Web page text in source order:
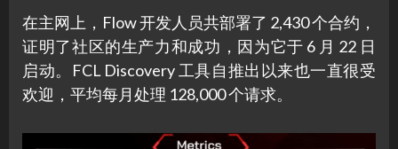
在主网上，Flow 开发人员共部署了 2,430 个合约，
证明了社区的生产力和成功，因为它于 6 月 22 日
启动。FCL Discovery 工具自推出以来也一直很受
欢迎，平均每月处理 128,000 个请求。